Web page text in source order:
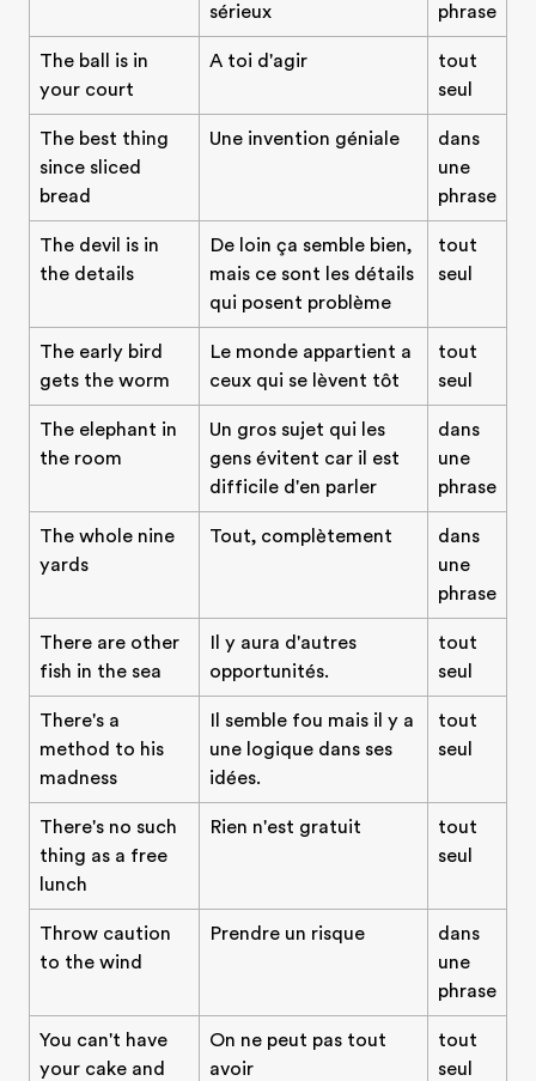
sérieux
phrase
The ball is in
your court
A toi d'agir
tout
seul
The best thing
since sliced
bread
Une invention géniale
dans
une
phrase
The devil is in
the details
De loin ça semble bien,
mais ce sont les détails
qui posent problème
tout
seul
The early bird
gets the worm
Le monde appartient a
ceux qui se lèvent tôt
tout
seul
The elephant in
the room
Un gros sujet qui les
gens évitent car il est
difficile d'en parler
dans
une
phrase
The whole nine
yards
Tout, complètement
dans
une
phrase
There are other
fish in the sea
Il y aura d'autres
opportunités.
tout
seul
There's a
method to his
madness
Il semble fou mais il y a
une logique dans ses
idées.
tout
seul
There's no such
thing as a free
lunch
Rien n'est gratuit
tout
seul
Throw caution
to the wind
Prendre un risque
dans
une
phrase
You can't have
your cake and
On ne peut pas tout
avoir
tout
seul